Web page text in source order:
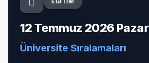
12 Temmuz 2026 Pazar
Üniversite Sıralamaları